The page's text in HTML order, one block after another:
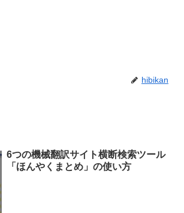
hibikan
6つの機械翻訳サイト横断検索ツール
「ほんやくまとめ」の使い方